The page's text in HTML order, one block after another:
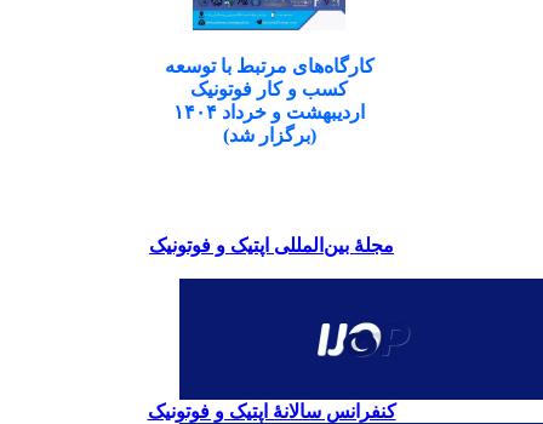
کارگاه‌های مرتبط با توسعه
کسب و کار فوتونیک
اردیبهشت و خرداد ۱۴۰۴
(برگزار شد)
مجلۀ بین‌المللی اپتیک و فوتونیک
کنفرانس سالانۀ اپتیک و فوتونیک